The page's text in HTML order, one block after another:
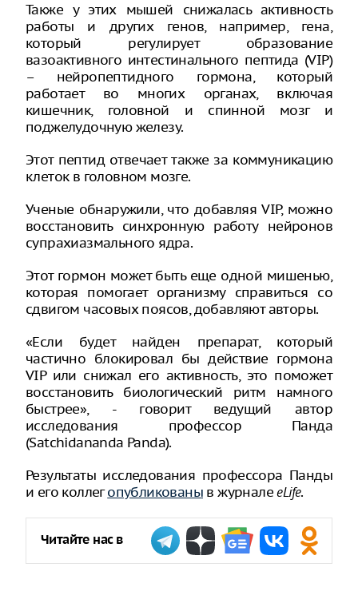
Также у этих мышей снижалась активность
работы и других генов, например, гена,
который регулирует образование
вазоактивного интестинального пептида (VIP)
– нейропептидного гормона, который
работает во многих органах, включая
кишечник, головной и спинной мозг и
поджелудочную железу.
Этот пептид отвечает также за коммуникацию
клеток в головном мозге.
Ученые обнаружили, что добавляя VIP, можно
восстановить синхронную работу нейронов
супрахиазмального ядра.
Этот гормон может быть еще одной мишенью,
которая помогает организму справиться со
сдвигом часовых поясов, добавляют авторы.
«Если будет найден препарат, который
частично блокировал бы действие гормона
VIP или снижал его активность, это поможет
восстановить биологический ритм намного
быстрее», - говорит ведущий автор
исследования профессор Панда
(Satchidananda Panda).
Результаты исследования профессора Панды
и его коллегопубликованы в журналеeLife.
Читайте нас в